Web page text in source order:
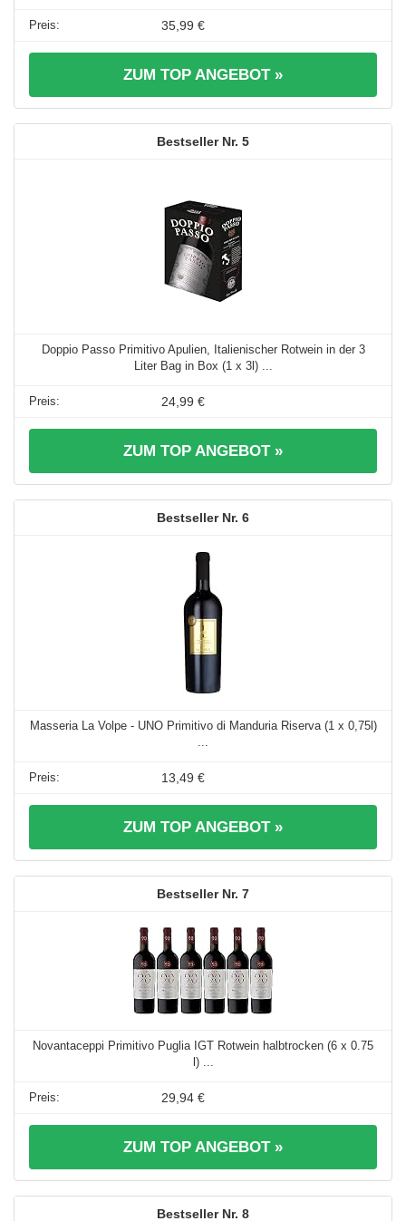
35,99 €
ZUM TOP ANGEBOT »
5
Doppio Passo Primitivo Apulien, Italienischer Rotwein in der 3
Liter Bag in Box (1 x 3l) ...
24,99 €
ZUM TOP ANGEBOT »
6
Masseria La Volpe - UNO Primitivo di Manduria Riserva (1 x 0,75l)
...
13,49 €
ZUM TOP ANGEBOT »
7
Novantaceppi Primitivo Puglia IGT Rotwein halbtrocken (6 x 0.75
l) ...
29,94 €
ZUM TOP ANGEBOT »
8